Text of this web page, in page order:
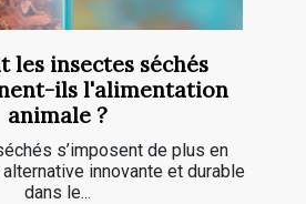
les insectes séchés
ils l'alimentation
animale ?
s’imposent de plus en
innovante et durable
dans le...